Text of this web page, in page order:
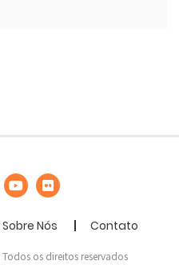
Sobre Nós Contato
os direitos reservados